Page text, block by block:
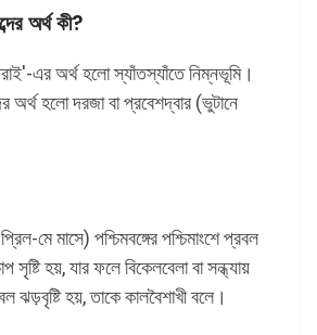
অর্থ কী?
এর অর্থ হলো স্যাঁতস্যাঁতে নিম্নভূমি।
অর্থ হলো দরজা বা প্রবেশদ্বার (ভুটানে
মে মাসে) পশ্চিমবঙ্গের পশ্চিমাংশে প্রবল
সৃষ্টি হয়, যার ফলে বিকেলবেলা বা সন্ধ্যায়
ঝড়বৃষ্টি হয়, তাকে কালবৈশাখী বলে।